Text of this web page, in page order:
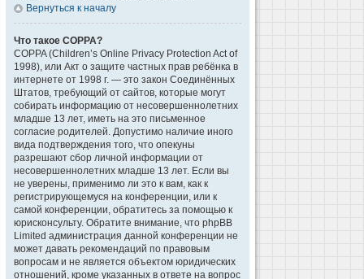
Вернуться к началу
Что такое COPPA?
COPPA (Children’s Online Privacy Protection Act of
1998), или Акт о защите частных прав ребёнка в
интернете от 1998 г. — это закон Соединённых
Штатов, требующий от сайтов, которые могут
собирать информацию от несовершеннолетних
младше 13 лет, иметь на это письменное
согласие родителей. Допустимо наличие иного
вида подтверждения того, что опекуны
разрешают сбор личной информации от
несовершеннолетних младше 13 лет. Если вы
не уверены, применимо ли это к вам, как к
регистрирующемуся на конференции, или к
самой конференции, обратитесь за помощью к
юрисконсульту. Обратите внимание, что phpBB
Limited администрация данной конференции не
может давать рекомендаций по правовым
вопросам и не является объектом юридических
отношений, кроме указанных в ответе на вопрос